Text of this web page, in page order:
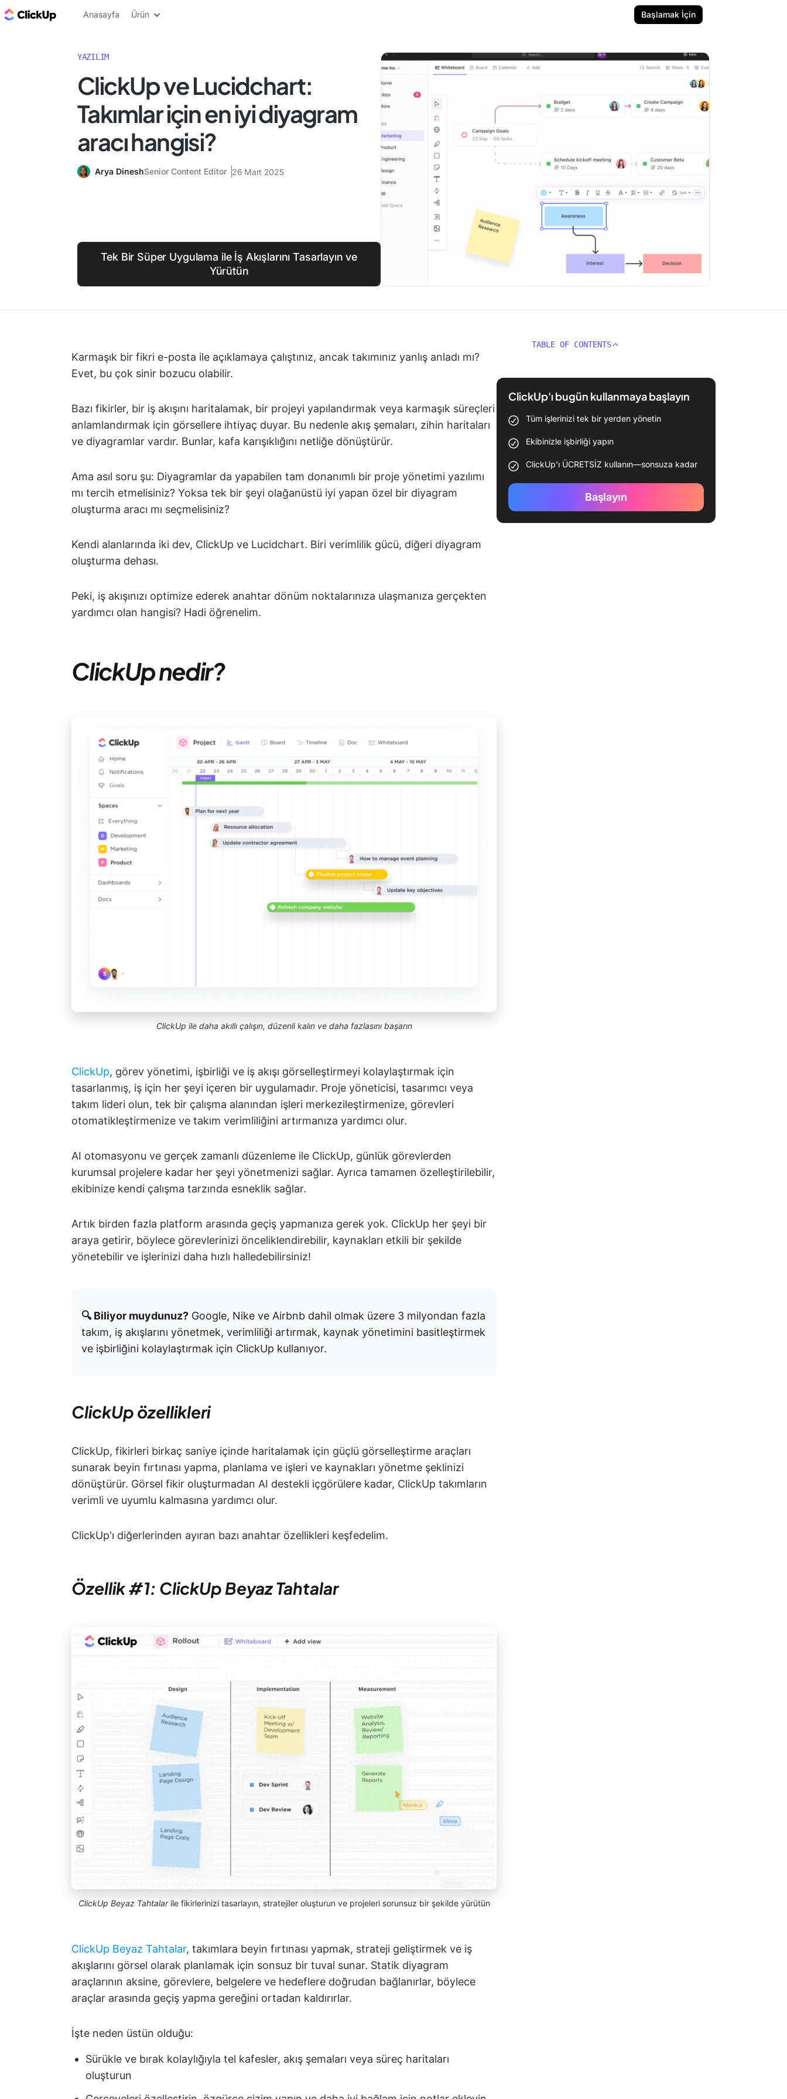
ClickUp Blog
Anasayfa Ürün Başlamak İçin
YAZILIM
ClickUp ve Lucidchart:
Takımlar için en iyi diyagram
aracı hangisi?
Arya DineshSenior Content Editor 26 Mart 2025
Tek Bir Süper Uygulama ile İş Akışlarını Tasarlayın ve
Yürütün
Karmaşık bir fikri e-posta ile açıklamaya çalıştınız, ancak takımınız yanlış anladı mı?
Evet, bu çok sinir bozucu olabilir.
Bazı fikirler, bir iş akışını haritalamak, bir projeyi yapılandırmak veya karmaşık süreçleri
anlamlandırmak için görsellere ihtiyaç duyar. Bu nedenle akış şemaları, zihin haritaları
ve diyagramlar vardır. Bunlar, kafa karışıklığını netliğe dönüştürür.
Ama asıl soru şu: Diyagramlar da yapabilen tam donanımlı bir proje yönetimi yazılımı
mı tercih etmelisiniz? Yoksa tek bir şeyi olağanüstü iyi yapan özel bir diyagram
oluşturma aracı mı seçmelisiniz?
Kendi alanlarında iki dev, ClickUp ve Lucidchart. Biri verimlilik gücü, diğeri diyagram
oluşturma dehası.
Peki, iş akışınızı optimize ederek anahtar dönüm noktalarınıza ulaşmanıza gerçekten
yardımcı olan hangisi? Hadi öğrenelim.
ClickUp nedir?
ClickUp ile daha akıllı çalışın, düzenli kalın ve daha fazlasını başarın
ClickUp, görev yönetimi, işbirliği ve iş akışı görselleştirmeyi kolaylaştırmak için
tasarlanmış, iş için her şeyi içeren bir uygulamadır. Proje yöneticisi, tasarımcı veya
takım lideri olun, tek bir çalışma alanından işleri merkezileştirmenize, görevleri
otomatikleştirmenize ve takım verimliliğini artırmanıza yardımcı olur.
AI otomasyonu ve gerçek zamanlı düzenleme ile ClickUp, günlük görevlerden
kurumsal projelere kadar her şeyi yönetmenizi sağlar. Ayrıca tamamen özelleştirilebilir,
ekibinize kendi çalışma tarzında esneklik sağlar.
Artık birden fazla platform arasında geçiş yapmanıza gerek yok. ClickUp her şeyi bir
araya getirir, böylece görevlerinizi önceliklendirebilir, kaynakları etkili bir şekilde
yönetebilir ve işlerinizi daha hızlı halledebilirsiniz!
🔍 Biliyor muydunuz? Google, Nike ve Airbnb dahil olmak üzere 3 milyondan fazla
takım, iş akışlarını yönetmek, verimliliği artırmak, kaynak yönetimini basitleştirmek
ve işbirliğini kolaylaştırmak için ClickUp kullanıyor.
ClickUp özellikleri
ClickUp, fikirleri birkaç saniye içinde haritalamak için güçlü görselleştirme araçları
sunarak beyin fırtınası yapma, planlama ve işleri ve kaynakları yönetme şeklinizi
dönüştürür. Görsel fikir oluşturmadan AI destekli içgörülere kadar, ClickUp takımların
verimli ve uyumlu kalmasına yardımcı olur.
ClickUp'ı diğerlerinden ayıran bazı anahtar özellikleri keşfedelim.
Özellik #1: ClickUp Beyaz Tahtalar
ClickUp Beyaz Tahtalarile fikirlerinizi tasarlayın, stratejiler oluşturun ve projeleri sorunsuz bir şekilde yürütün
ClickUp Beyaz Tahtalar, takımlara beyin fırtınası yapmak, strateji geliştirmek ve iş
akışlarını görsel olarak planlamak için sonsuz bir tuval sunar. Statik diyagram
araçlarının aksine, görevlere, belgelere ve hedeflere doğrudan bağlanırlar, böylece
araçlar arasında geçiş yapma gereğini ortadan kaldırırlar.
İşte neden üstün olduğu:
Sürükle ve bırak kolaylığıyla tel kafesler, akış şemaları veya süreç haritaları
oluşturun
TABLE OF CONTENTS
ClickUp'ı bugün kullanmaya başlayın
Tüm işlerinizi tek bir yerden yönetin
Ekibinizle işbirliği yapın
ClickUp'ı ÜCRETSİZ kullanın—sonsuza kadar
Başlayın